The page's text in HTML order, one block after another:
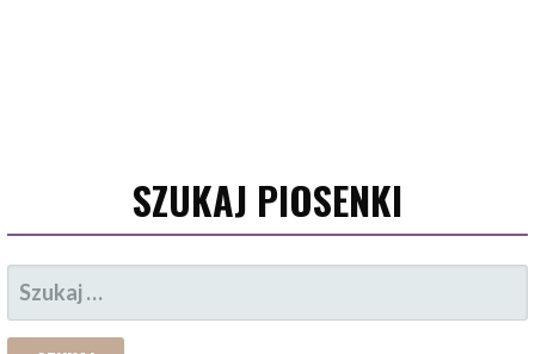
SZUKAJ PIOSENKI
SZUKAJ: